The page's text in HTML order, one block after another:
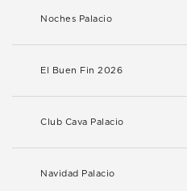
Noches Palacio
El Buen Fin 2026
Club Cava Palacio
Navidad Palacio